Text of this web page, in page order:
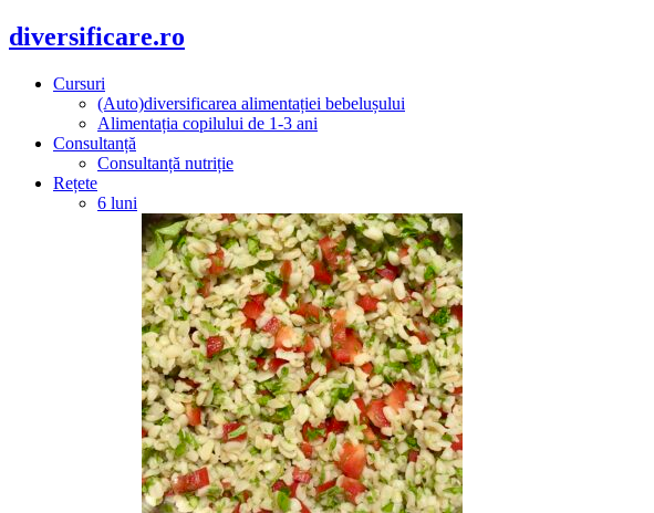
diversificare.ro
Cursuri
(Auto)diversificarea alimentației bebelușului
Alimentația copilului de 1-3 ani
Consultanță
Consultanță nutriție
Rețete
6 luni